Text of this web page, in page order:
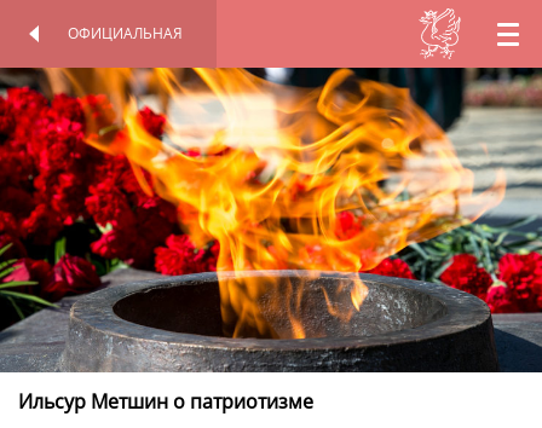
RU
EN
TT
ОФИЦИАЛЬНАЯ
Ильсур Метшин о патриотизме
ПЕРСОНАЛЬНАЯ
СТРАНИЦА
ОФИЦИАЛЬНАЯ
СТРАНИЦА